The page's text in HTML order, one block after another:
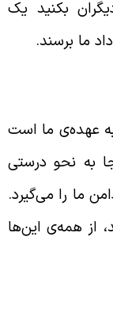
بکنید یک
ما برسند.
عهده‌ی ما است
به نحو درستی
ما را می‌گیرد.
از همه‌ی این‌ها